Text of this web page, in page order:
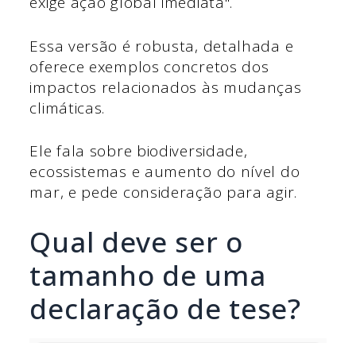
Essa versão é robusta, detalhada e
oferece exemplos concretos dos
impactos relacionados às mudanças
climáticas.
Ele fala sobre biodiversidade,
ecossistemas e aumento do nível do
mar, e pede consideração para agir.
Qual deve ser o
tamanho de uma
declaração de tese?